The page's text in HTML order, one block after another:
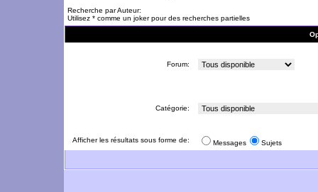
Recherche par Auteur:
Utilisez * comme un joker pour des recherches partielles
Forum:
Catégorie:
Afficher les résultats sous forme de: Messages Sujets